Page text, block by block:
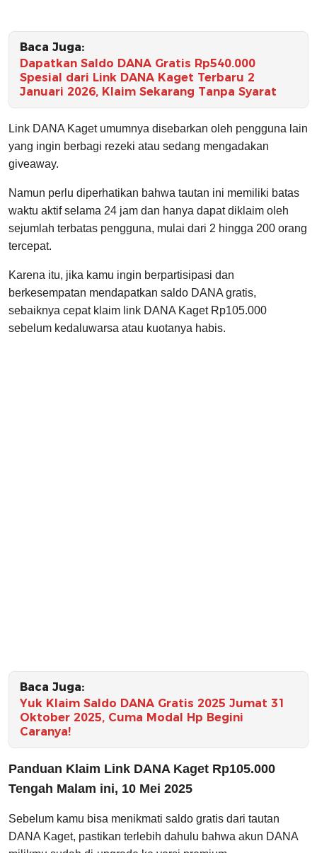
Baca Juga:
Dapatkan Saldo DANA Gratis Rp540.000
Spesial dari Link DANA Kaget Terbaru 2
Januari 2026, Klaim Sekarang Tanpa Syarat
Link DANA Kaget umumnya disebarkan oleh pengguna lain
yang ingin berbagi rezeki atau sedang mengadakan
giveaway.
Namun perlu diperhatikan bahwa tautan ini memiliki batas
waktu aktif selama 24 jam dan hanya dapat diklaim oleh
sejumlah terbatas pengguna, mulai dari 2 hingga 200 orang
tercepat.
Karena itu, jika kamu ingin berpartisipasi dan
berkesempatan mendapatkan saldo DANA gratis,
sebaiknya cepat klaim link DANA Kaget Rp105.000
sebelum kedaluwarsa atau kuotanya habis.
Baca Juga:
Yuk Klaim Saldo DANA Gratis 2025 Jumat 31
Oktober 2025, Cuma Modal Hp Begini
Caranya!
Panduan Klaim Link DANA Kaget Rp105.000
Tengah Malam ini, 10 Mei 2025
Sebelum kamu bisa menikmati saldo gratis dari tautan
DANA Kaget, pastikan terlebih dahulu bahwa akun DANA